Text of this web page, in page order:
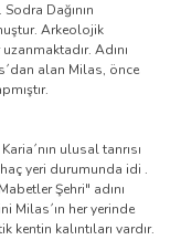
Dağının
Arkeolojik
Adını
alan Milas, önce
ulusal tanrısı
yeri durumunda idi .
Şehri" adını
Milas´ın her yerinde
kentin kalıntıları vardır.